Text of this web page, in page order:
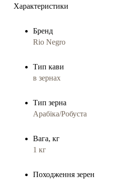
Характеристики
Бренд
Rio Negro
Тип кави
в зернах
Тип зерна
Арабіка/Робуста
Вага, кг
1 кг
Походження зерен